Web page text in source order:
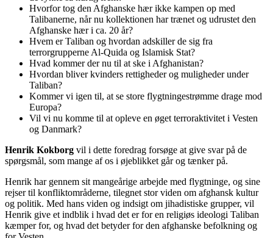
Hvorfor tog den Afghanske hær ikke kampen op med
Talibanerne, når nu kollektionen har trænet og udrustet den
Afghanske hær i ca. 20 år?
Hvem er Taliban og hvordan adskiller de sig fra
terrorgrupperne Al-Quida og Islamisk Stat?
Hvad kommer der nu til at ske i Afghanistan?
Hvordan bliver kvinders rettigheder og muligheder under
Taliban?
Kommer vi igen til, at se store flygtningestrømme drage mod
Europa?
Vil vi nu komme til at opleve en øget terroraktivitet i Vesten
og Danmark?
Henrik Kokborg vil i dette foredrag forsøge at give svar på de
spørgsmål, som mange af os i øjeblikket går og tænker på.
Henrik har gennem sit mangeårige arbejde med flygtninge, og sine
rejser til konfliktområderne, tilegnet stor viden om afghansk kultur
og politik. Med hans viden og indsigt om jihadistiske grupper, vil
Henrik give et indblik i hvad det er for en religiøs ideologi Taliban
kæmper for, og hvad det betyder for den afghanske befolkning og